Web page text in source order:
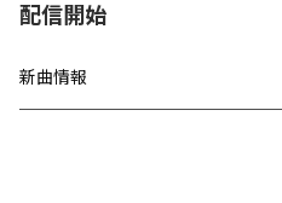
配信開始
新曲情報